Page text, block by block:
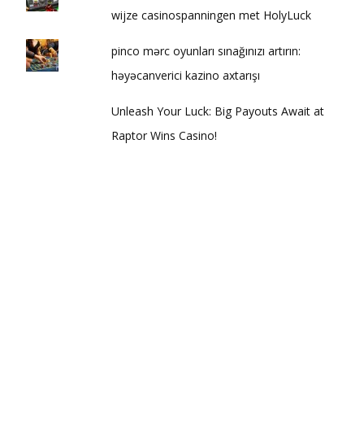
wijze casinospanningen met HolyLuck
pinco mərc oyunları sınağınızı artırın:
həyəcanverici kazino axtarışı
Unleash Your Luck: Big Payouts Await at
Raptor Wins Casino!